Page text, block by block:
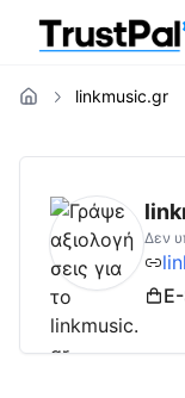
linkmusic.gr
Δεν